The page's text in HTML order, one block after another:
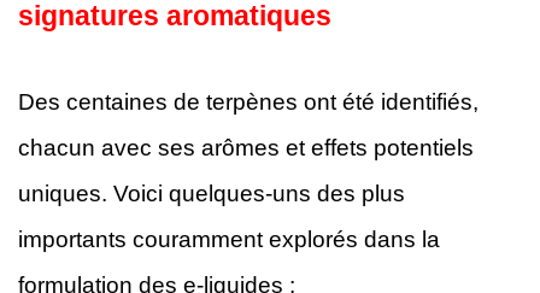
signatures aromatiques
Des centaines de terpènes ont été identifiés,
chacun avec ses arômes et effets potentiels
uniques. Voici quelques-uns des plus
importants couramment explorés dans la
formulation des e-liquides :